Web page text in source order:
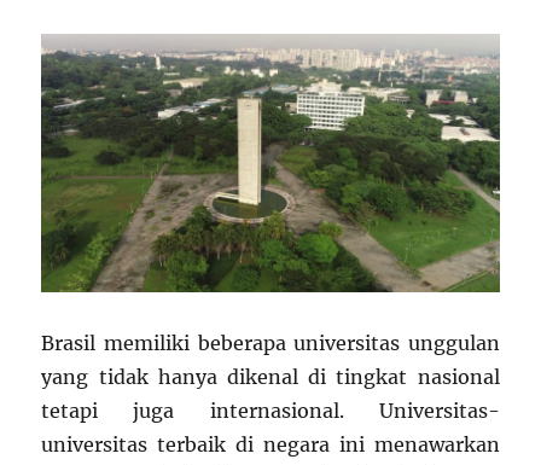
Brasil memiliki beberapa universitas unggulan
yang tidak hanya dikenal di tingkat nasional
tetapi juga internasional. Universitas-
universitas terbaik di negara ini menawarkan